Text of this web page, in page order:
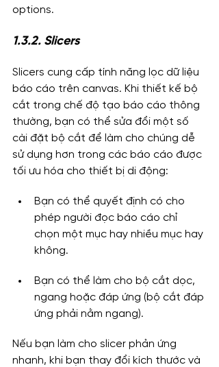
options.
1.3.2. Slicers
Slicers cung cấp tính năng lọc dữ liệu
báo cáo trên canvas. Khi thiết kế bộ
cắt trong chế độ tạo báo cáo thông
thường, bạn có thể sửa đổi một số
cài đặt bộ cắt để làm cho chúng dễ
sử dụng hơn trong các báo cáo được
tối ưu hóa cho thiết bị di động:
Bạn có thể quyết định có cho
phép người đọc báo cáo chỉ
chọn một mục hay nhiều mục hay
không.
Bạn có thể làm cho bộ cắt dọc,
ngang hoặc đáp ứng (bộ cắt đáp
ứng phải nằm ngang).
Nếu bạn làm cho slicer phản ứng
nhanh, khi bạn thay đổi kích thước và